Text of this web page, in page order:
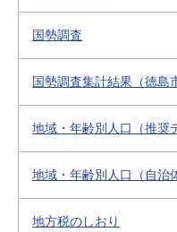
国勢調査
国勢調査集計結果（徳島
地域・年齢別人口（推奨
地域・年齢別人口（自治
地方税のしおり